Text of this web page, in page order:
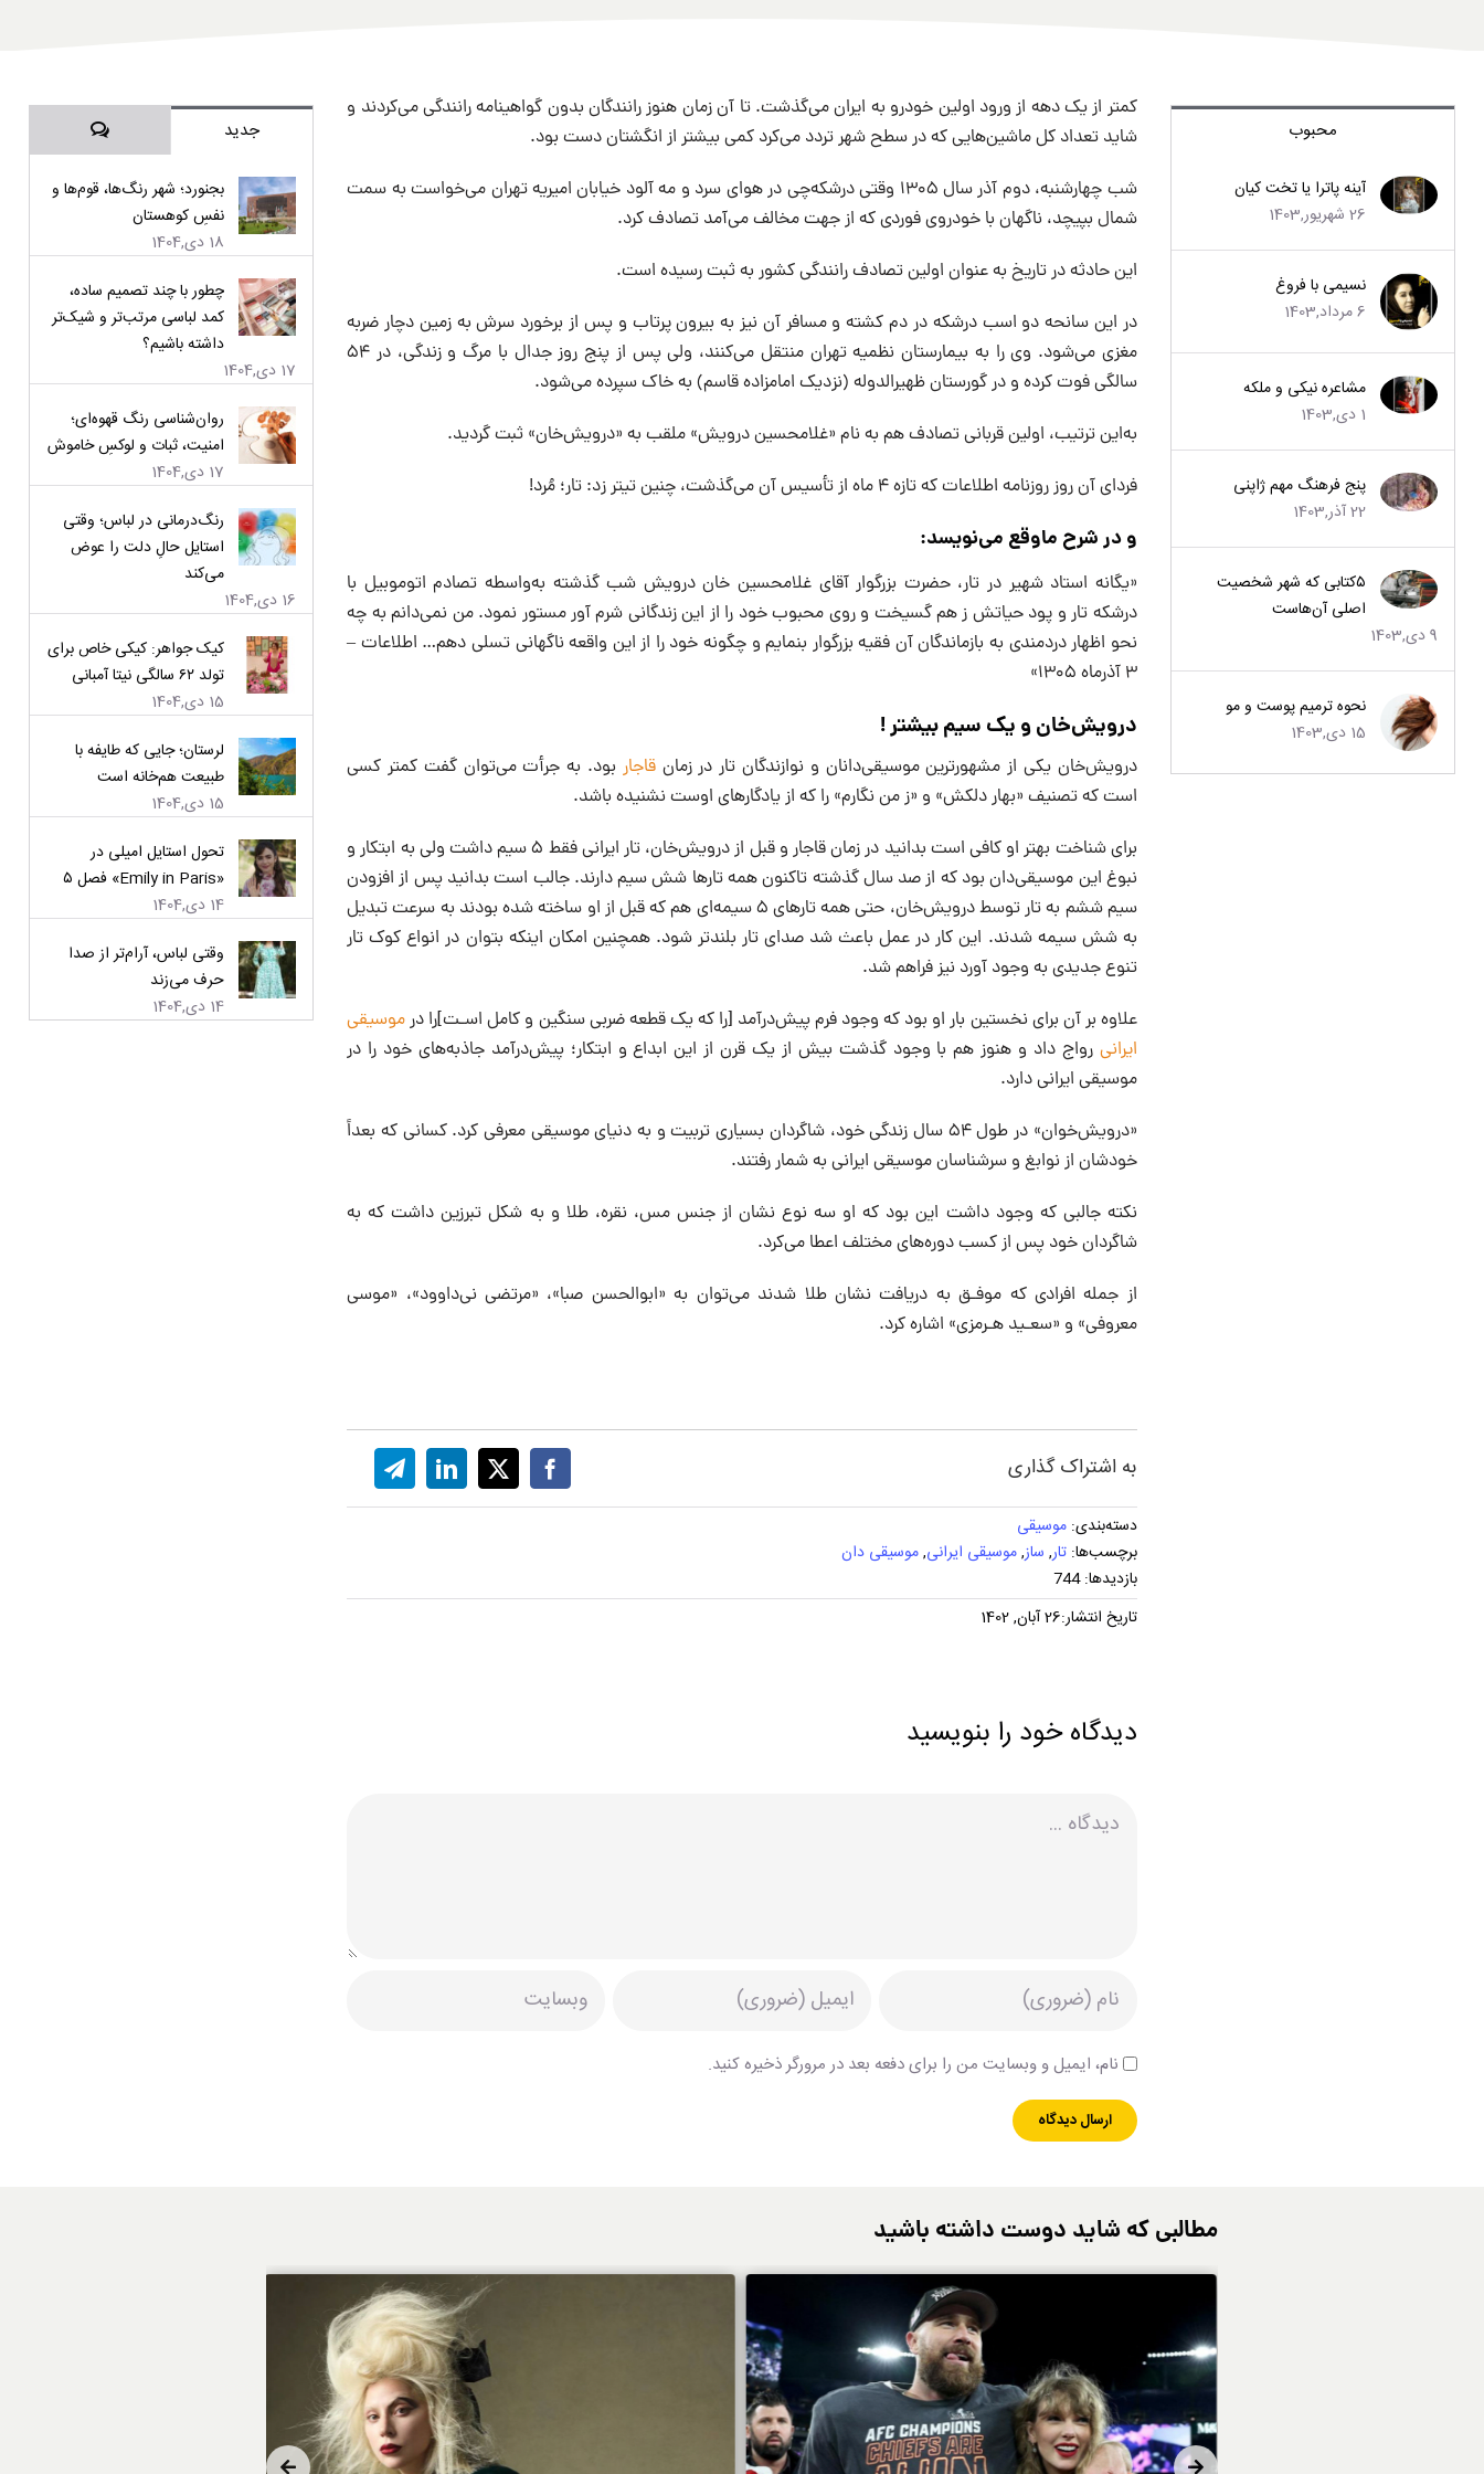
محبوب
آینه پاترا یا تخت کیان
26 شهریور,1403
نسیمی با فروغ
6 مرداد,1403
مشاعره نیکی و ملکه
1 دی,1403
پنج فرهنگ مهم ژاپنی
22 آذر,1403
۵کتابی که شهر شخصیت
اصلی آن‌هاست
9 دی,1403
نحوه ترمیم پوست و مو
15 دی,1403
کمتر از یک دهه از ورود اولین خودرو به ایران می‌گذشت. تا آن زمان هنوز رانندگان بدون گواهینامه رانندگی می‌کردند و
شاید تعداد کل ماشین‌هایی که در سطح شهر تردد می‌کرد کمی بیشتر از انگشتان دست بود.
شب چهارشنبه، دوم آذر سال ۱۳۰۵ وقتی درشکه‌چی در هوای سرد و مه آلود خیابان امیریه تهران می‌خواست به سمت
شمال بپیچد، ناگهان با خودروی فوردی که از جهت مخالف می‌آمد تصادف کرد.
این حادثه در تاریخ به عنوان اولین تصادف رانندگی کشور به ثبت رسیده است.
در این سانحه دو اسب درشکه در دم کشته و مسافر آن نیز به بیرون پرتاب و پس از برخورد سرش به زمین دچار ضربه
مغزی می‌شود. وی را به بیمارستان نظمیه تهران منتقل می‌کنند، ولی پس از پنج روز جدال با مرگ و زندگی، در ۵۴
سالگی فوت کرده و در گورستان ظهیرالدوله (نزدیک امامزاده قاسم) به خاک سپرده می‌شود.
به‌این ترتیب، اولین قربانی تصادف هم به نام «غلامحسین درویش» ملقب به «درویش‌خان» ثبت گردید.
فردای آن روز روزنامه اطلاعات که تازه ۴ ماه از تأسیس آن می‌گذشت، چنین تیتر زد: تار؛ مُرد!
و در شرح ماوقع می‌نویسد:
«یگانه استاد شهیر در تار، حضرت بزرگوار آقای غلامحسین خان درویش شب گذشته به‌واسطه تصادم اتوموبیل با
درشکه تار و پود حیاتش ز هم گسیخت و روی محبوب خود را از این زندگانی شرم آور مستور نمود. من نمی‌دانم به چه
نحو اظهار دردمندی به بازماندگان آن فقیه بزرگوار بنمایم و چگونه خود را از این واقعه ناگهانی تسلی دهم… اطلاعات –
۳ آذرماه ۱۳۰۵»
درویش‌خان و یک سیم بیشتر !
درویش‌خان یکی از مشهورترین موسیقی‌دانان و نوازندگان تار در زمانقاجار بود. به جرأت می‌توان گفت کمتر کسی
است که تصنیف «بهار دلکش» و «ز من نگارم» را که از یادگارهای اوست نشنیده باشد.
برای شناخت بهتر او کافی است بدانید در زمان قاجار و قبل از درویش‌خان، تار ایرانی فقط ۵ سیم داشت ولی به ابتکار و
نبوغ این موسیقی‌دان بود که از صد سال گذشته تاکنون همه تارها شش سیم دارند. جالب است بدانید پس از افزودن
سیم ششم به تار توسط درویش‌خان، حتی همه تارهای ۵ سیمه‌ای هم که قبل از او ساخته شده بودند به سرعت تبدیل
به شش سیمه شدند. این کار در عمل باعث شد صدای تار بلند‌تر شود. همچنین امکان اینکه بتوان در انواع کوک تار
تنوع جدیدی به وجود آورد نیز فراهم شد.
علاوه بر آن برای نخستین بار او بود که وجود فرم پیش‌درآمد [را که یک قطعه‌ ضربی سنگین و کامل اسـت]را درموسیقی
ایرانی رواج داد و هنوز هم با وجود گذشت بیش از یک قرن از این ابداع و ابتکار؛ پیش‌درآمد جاذبه‌های‌ خود را در
موسیقی ایرانی دارد.
«درویش‌خوان» در طول ۵۴ سال زندگی خود، شاگردان بسیاری تربیت و به دنیای موسیقی معرفی کرد. کسانی که بعداً
خودشان از نوابغ و سرشناسان موسیقی ایرانی به شمار رفتند.
نکته جالبی که وجود داشت این بود که او سه نوع نشان از جنس مس، نقره، طلا و به شکل تبرزین داشت که به
شاگردان خود پس از کسب دوره‌های مختلف اعطا می‌کرد.
از جمله افرادی که موفـق به دریافت نشان طلا شدند می‌توان به «ابوالحسن صبا»، «مرتضی نی‌داوود»، «موسی
معروفی» و «سعـید هـرمزی» اشاره کرد.
به اشتراک گذاری
دسته‌بندی:موسیقی
برچسب‌ها:تار, ساز,موسیقی ایرانی,موسیقی دان
بازدیدها: 744
تاریخ انتشار:26 آبان, 1402
دیدگاه خود را بنویسید
نام، ایمیل و وبسایت من را برای دفعه بعد در مرورگر ذخیره کنید.
جدید دیدگاه‌ها
بجنورد؛ شهر رنگ‌ها، قوم‌ها و
نفسِ کوهستان
18 دی,1404
چطور با چند تصمیم ساده،
کمد لباسی مرتب‌تر و شیک‌تر
داشته باشیم؟
17 دی,1404
روان‌شناسی رنگ قهوه‌ای؛
امنیت، ثبات و لوکسِ خاموش
17 دی,1404
رنگ‌درمانی در لباس؛ وقتی
استایل حالِ دلت را عوض
می‌کند
16 دی,1404
کیک جواهر: کیکی خاص برای
تولد ۶۲ سالگی نیتا آمبانی
15 دی,1404
لرستان؛ جایی که طایفه با
طبیعت هم‌خانه است
15 دی,1404
تحول استایل امیلی در
«Emily in Paris» فصل ۵
14 دی,1404
وقتی لباس، آرام‌تر از صدا
حرف می‌زند
14 دی,1404
مطالبی که شاید دوست داشته باشید